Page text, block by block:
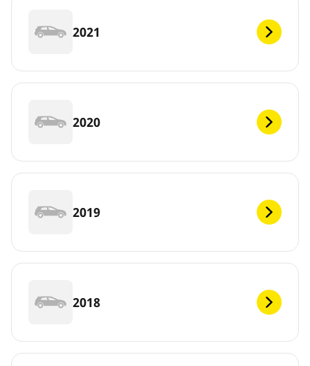
2021
2020
2019
2018